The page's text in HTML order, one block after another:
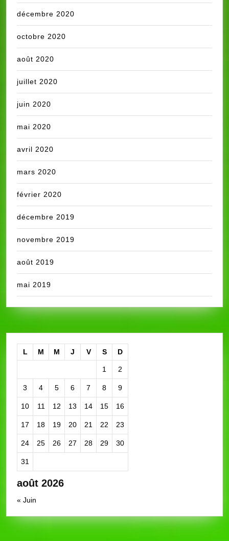
décembre 2020
octobre 2020
août 2020
juillet 2020
juin 2020
mai 2020
avril 2020
mars 2020
février 2020
décembre 2019
novembre 2019
août 2019
mai 2019
août 2026
L M M J V S D
1 2
3 4 5 6 7 8 9
10 11 12 13 14 15 16
17 18 19 20 21 22 23
24 25 26 27 28 29 30
31
« Juin